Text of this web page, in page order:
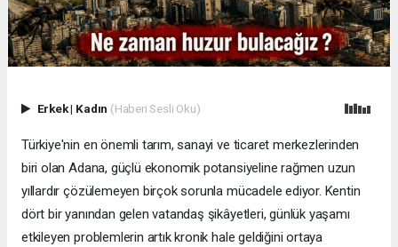
Erkek| Kadın (Haberi Sesli Oku)
Türkiye'nin en önemli tarım, sanayi ve ticaret merkezlerinden
biri olan Adana, güçlü ekonomik potansiyeline rağmen uzun
yıllardır çözülemeyen birçok sorunla mücadele ediyor. Kentin
dört bir yanından gelen vatandaş şikâyetleri, günlük yaşamı
etkileyen problemlerin artık kronik hale geldiğini ortaya